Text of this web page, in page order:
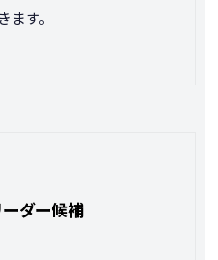
ます。
ダー候補